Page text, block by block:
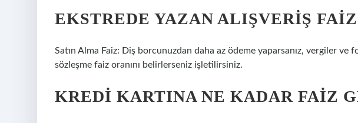
EKSTREDE YAZAN ALIŞVERIŞ
Satın Alma Faiz: Diş borcunuzdan daha az ödeme yaparsanız, vergiler ve
sözleşme faiz oranını belirlerseniz işletilirsiniz.
KREDI KARTINA NE KADAR FAIZ